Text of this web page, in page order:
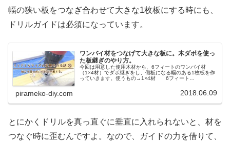
幅の狭い板をつなぎ合わせて大きな1枚板にする時にも、
ドリルガイドは必須になっています。
ワンバイ材をつなげて大きな板に。木ダボを使っ
た板継ぎのやり方。
今回は用意した使用木材から、6フィートのワンバイ材
（1×4材）でダボ継ぎをし、側板になる幅のある1枚板を作
っていきます。使うもの→1×4材 6フィート
pirameko-diy.com 2018.06.09
とにかくドリルを真っ直ぐに垂直に入れられないと、材を
つなぐ時に歪むんですよ。なので、ガイドの力を借りて、